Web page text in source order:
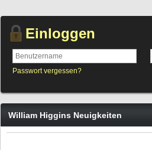
Einloggen
Passwort vergessen?
William Higgins Neuigkeiten